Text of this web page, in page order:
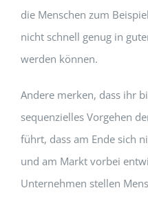
die Menschen zum
nicht schnell genug in
werden können.
Andere merken, dass ihr
sequenzielles Vorgehen
führt, dass am Ende sich
und am Markt vorbei
Unternehmen stellen